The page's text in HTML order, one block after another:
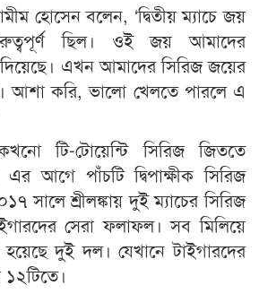
হোসেন বলেন, ‘দ্বিতীয় ম্যাচে জয়
ছিল। ওই জয় আমাদের
দিয়েছে। এখন আমাদের সিরিজ জয়ের
করি, ভালো খেলতে পারলে এ
কখনো টি-টোয়েন্টি সিরিজ জিততে
এর আগে পাঁচটি দ্বিপাক্ষীক সিরিজ
সালে শ্রীলঙ্কায় দুই ম্যাচের সিরিজ
সেরা ফলাফল। সব মিলিয়ে
দুই দল। যেখানে টাইগারদের